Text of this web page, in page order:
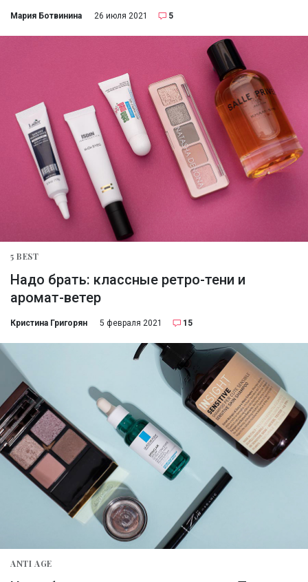
Мария Ботвинина 26 июля 2021 5
5 BEST
Надо брать: классные ретро-тени и
аромат-ветер
Кристина Григорян 5 февраля 2021 15
ANTI AGE